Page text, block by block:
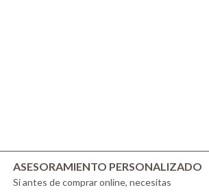
ASESORAMIENTO PERSONALIZADO
Si antes de comprar online, necesitas